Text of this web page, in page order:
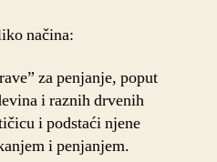
načina:
za penjanje, poput
i raznih drvenih
i podstaći njene
i penjanjem.